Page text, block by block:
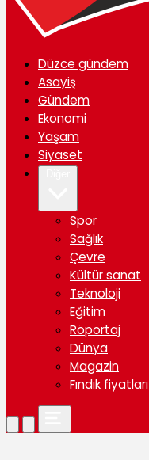
Düzce gündem
Asayiş
Gündem
Ekonomi
Yaşam
Siyaset
Spor
Sağlık
Çevre
Kültür sanat
Teknoloji
Eğitim
Röportaj
Dünya
Magazin
Fındık fiyatları